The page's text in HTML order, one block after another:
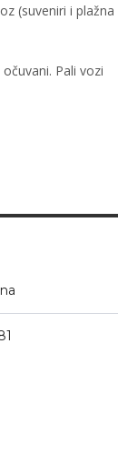
(suveniri i plažna
Pali vozi